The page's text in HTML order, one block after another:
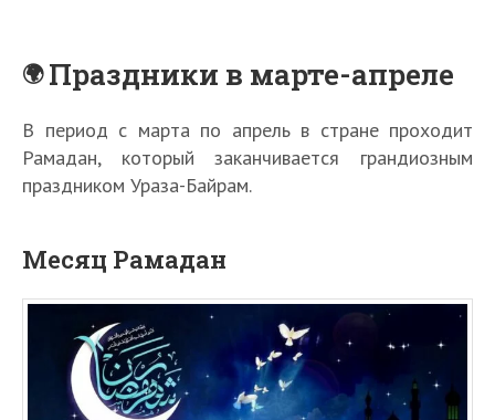
Праздники в марте-апреле
В период с марта по апрель в стране проходит
Рамадан, который заканчивается грандиозным
праздником Ураза-Байрам.
Месяц Рамадан